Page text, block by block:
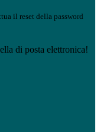
il reset della password
di posta elettronica!